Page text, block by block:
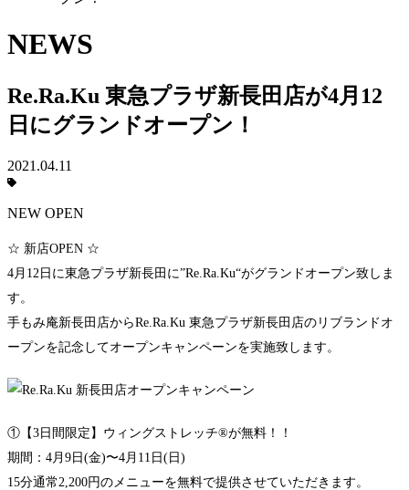
NEWS
Re.Ra.Ku 東急プラザ新長田店が4月12
日にグランドオープン！
2021.04.11
NEW OPEN
☆ 新店OPEN ☆
4月12日に東急プラザ新長田に”Re.Ra.Ku“がグランドオープン致しま
す。
手もみ庵新長田店からRe.Ra.Ku 東急プラザ新長田店のリブランドオ
ープンを記念してオープンキャンペーンを実施致します。
①【3日間限定】ウィングストレッチ®︎が無料！！
期間：4月9日(金)〜4月11日(日)
15分通常2,200円のメニューを無料で提供させていただきます。